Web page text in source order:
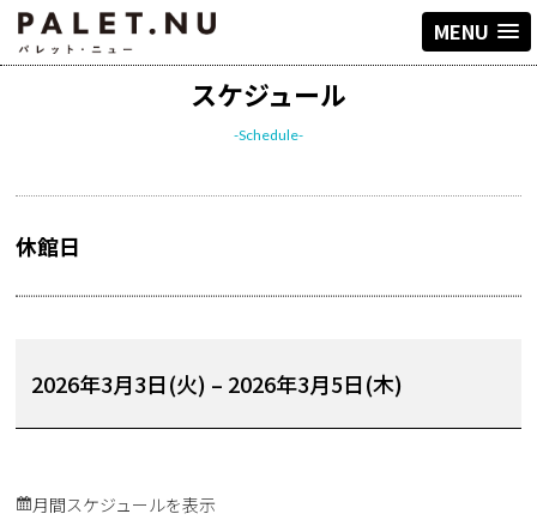
MENU
スケジュール
-Schedule-
休館日
2026年3月3日(火) – 2026年3月5日(木)
月間スケジュールを表示